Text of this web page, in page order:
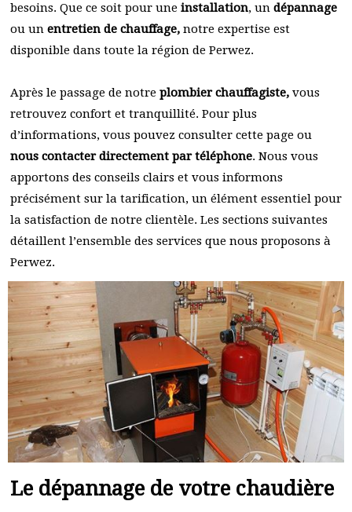
besoins. Que ce soit pour une installation, un dépannage
ou un entretien de chauffage, notre expertise est
disponible dans toute la région de Perwez.
Après le passage de notre plombier chauffagiste, vous
retrouvez confort et tranquillité. Pour plus
d’informations, vous pouvez consulter cette page ou
nous contacter directement par téléphone. Nous vous
apportons des conseils clairs et vous informons
précisément sur la tarification, un élément essentiel pour
la satisfaction de notre clientèle. Les sections suivantes
détaillent l’ensemble des services que nous proposons à
Perwez.
Le dépannage de votre chaudière